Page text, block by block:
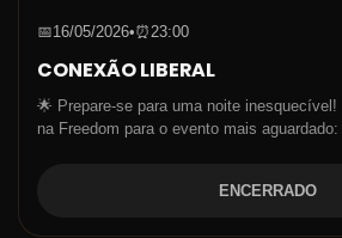
📅16/05/2026•⏰23:00
CONEXÃO LIBERAL
🌟 Prepare-se para uma noite
na Freedom para o evento mais
ENCERRADO